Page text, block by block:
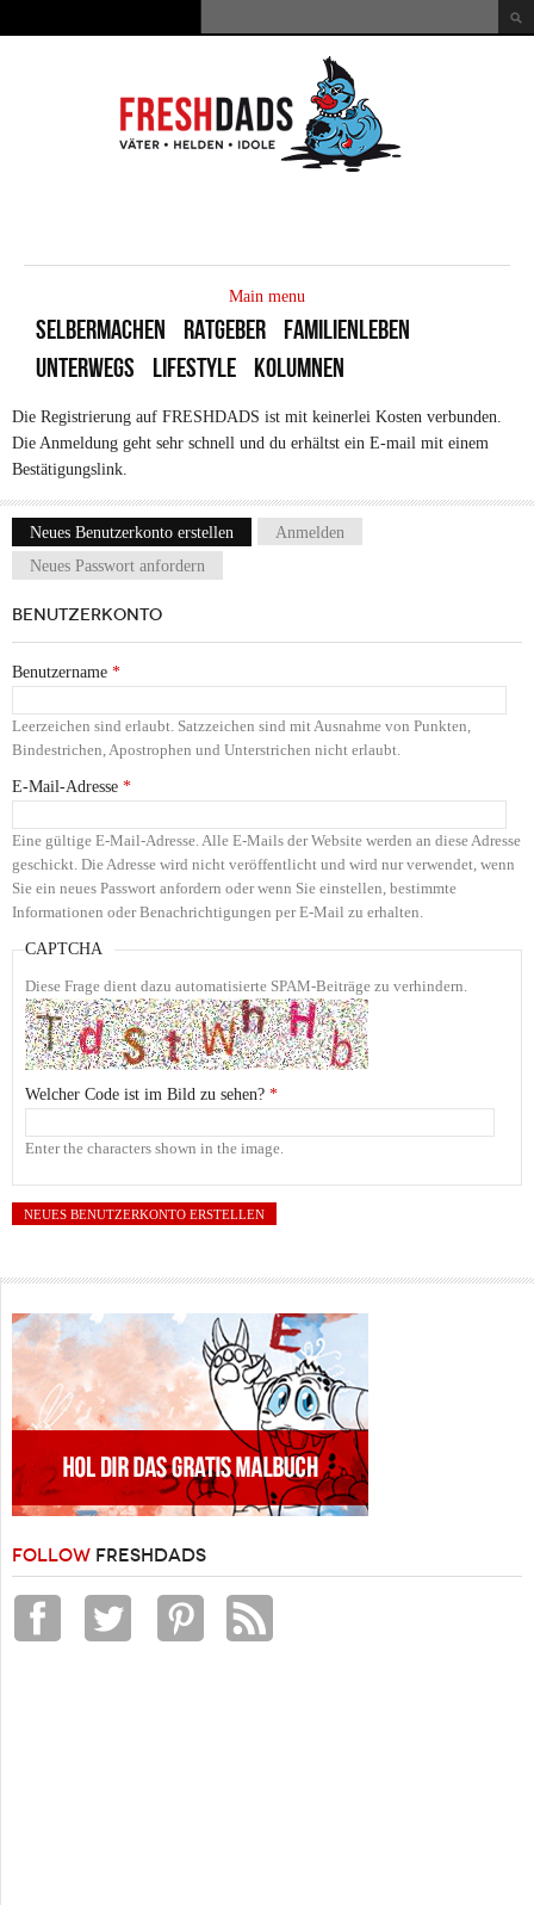
Suchformular
Main menu
SELBERMACHEN RATGEBER
FAMILIENLEBEN
UNTERWEGS
LIFESTYLE KOLUMNEN
Die Registrierung auf FRESHDADS ist mit keinerlei Kosten verbunden.
Die Anmeldung geht sehr schnell und du erhältst ein E-mail mit einem
Bestätigungslink.
Haupt-Reiter
Neues Benutzerkonto erstellen (aktiver Reiter)
Anmelden
Neues Passwort anfordern
BENUTZERKONTO
Benutzername *
Leerzeichen sind erlaubt. Satzzeichen sind mit Ausnahme von Punkten,
Bindestrichen, Apostrophen und Unterstrichen nicht erlaubt.
E-Mail-Adresse *
Eine gültige E-Mail-Adresse. Alle E-Mails der Website werden an diese Adresse
geschickt. Die Adresse wird nicht veröffentlicht und wird nur verwendet, wenn
Sie ein neues Passwort anfordern oder wenn Sie einstellen, bestimmte
Informationen oder Benachrichtigungen per E-Mail zu erhalten.
CAPTCHA
Diese Frage dient dazu automatisierte SPAM-Beiträge zu verhindern.
Welcher Code ist im Bild zu sehen? *
Enter the characters shown in the image.
FOLLOW FRESHDADS